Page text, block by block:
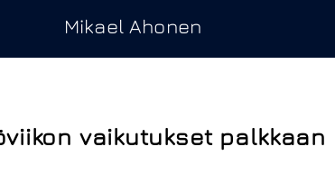
Mikael Ahonen
vaikutukset palkkaan